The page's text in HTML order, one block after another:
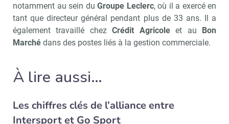
notamment au sein du Groupe Leclerc, où il a exercé en
tant que directeur général pendant plus de 33 ans. Il a
également travaillé chezCrédit Agricoleet au Bon
Marché dans des postes liés à la gestion commerciale.
À lire aussi…
Les chiffres clés de l’alliance entre
Intersport et Go Sport